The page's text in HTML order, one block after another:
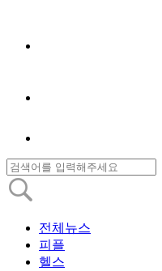
전체뉴스
피플
헬스